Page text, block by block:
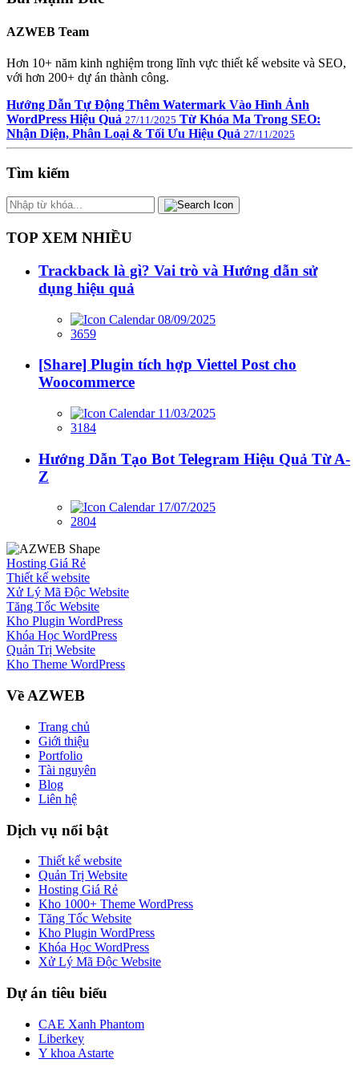
AZWEB Team
Hơn 10+ năm kinh nghiệm trong lĩnh vực thiết kế website và SEO,
với hơn 200+ dự án thành công.
Hướng Dẫn Tự Động Thêm Watermark Vào Hình Ảnh
WordPress Hiệu Quả 27/11/2025 Từ Khóa Ma Trong SEO:
Nhận Diện, Phân Loại & Tối Ưu Hiệu Quả 27/11/2025
Tìm kiếm
TOP XEM NHIỀU
Trackback là gì? Vai trò và Hướng dẫn sử
dụng hiệu quả
08/09/2025
3659
[Share] Plugin tích hợp Viettel Post cho
Woocommerce
11/03/2025
3184
Hướng Dẫn Tạo Bot Telegram Hiệu Quả Từ A-
Z
17/07/2025
2804
Hosting Giá Rẻ
Thiết kế website
Xử Lý Mã Độc Website
Tăng Tốc Website
Kho Plugin WordPress
Khóa Học WordPress
Quản Trị Website
Kho Theme WordPress
Về AZWEB
Trang chủ
Giới thiệu
Portfolio
Tài nguyên
Blog
Liên hệ
Dịch vụ nổi bật
Thiết kế website
Quản Trị Website
Hosting Giá Rẻ
Kho 1000+ Theme WordPress
Tăng Tốc Website
Kho Plugin WordPress
Khóa Học WordPress
Xử Lý Mã Độc Website
Dự án tiêu biểu
CAE Xanh Phantom
Liberkey
Y khoa Astarte